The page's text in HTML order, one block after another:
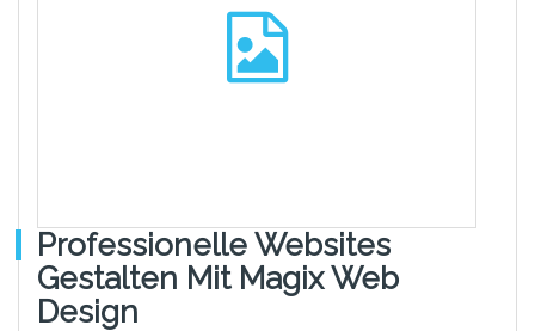
Professionelle Websites
Gestalten Mit Magix Web
Design